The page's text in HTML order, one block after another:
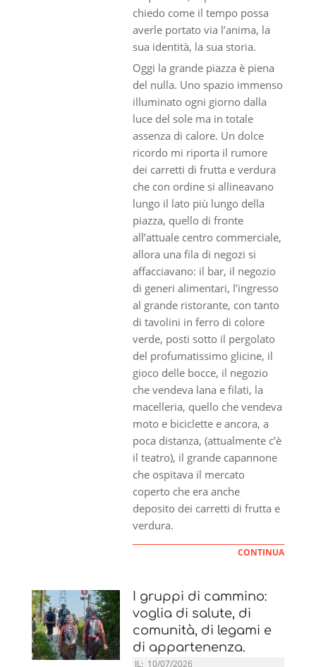
chiedo come il tempo possa
averle portato via l’anima, la
sua identità, la sua storia.
Oggi la grande piazza è piena
del nulla. Uno spazio immenso
illuminato ogni giorno dalla
luce del sole ma in totale
assenza di calore. Un dolce
ricordo mi riporta il rumore
dei carretti di frutta e verdura
che con ordine si allineavano
lungo il lato più lungo della
piazza, quello di fronte
all’attuale centro commerciale,
allora una fila di negozi si
affacciavano: il bar, il negozio
di generi alimentari, l’ingresso
al grande ristorante, con tanto
di tavolini in ferro di colore
verde, posti sotto il pergolato
del profumatissimo glicine, il
gioco delle bocce, il negozio
che vendeva lana e filati, la
macelleria, quello che vendeva
moto e biciclette e ancora, a
poca distanza, (attualmente c’è
il teatro), il grande capannone
che ospitava il mercato
coperto che era anche
deposito dei carretti di frutta e
verdura.
CONTINUA
I gruppi di cammino:
voglia di salute, di
comunità, di legami e
di appartenenza.
IL: 10/07/2026